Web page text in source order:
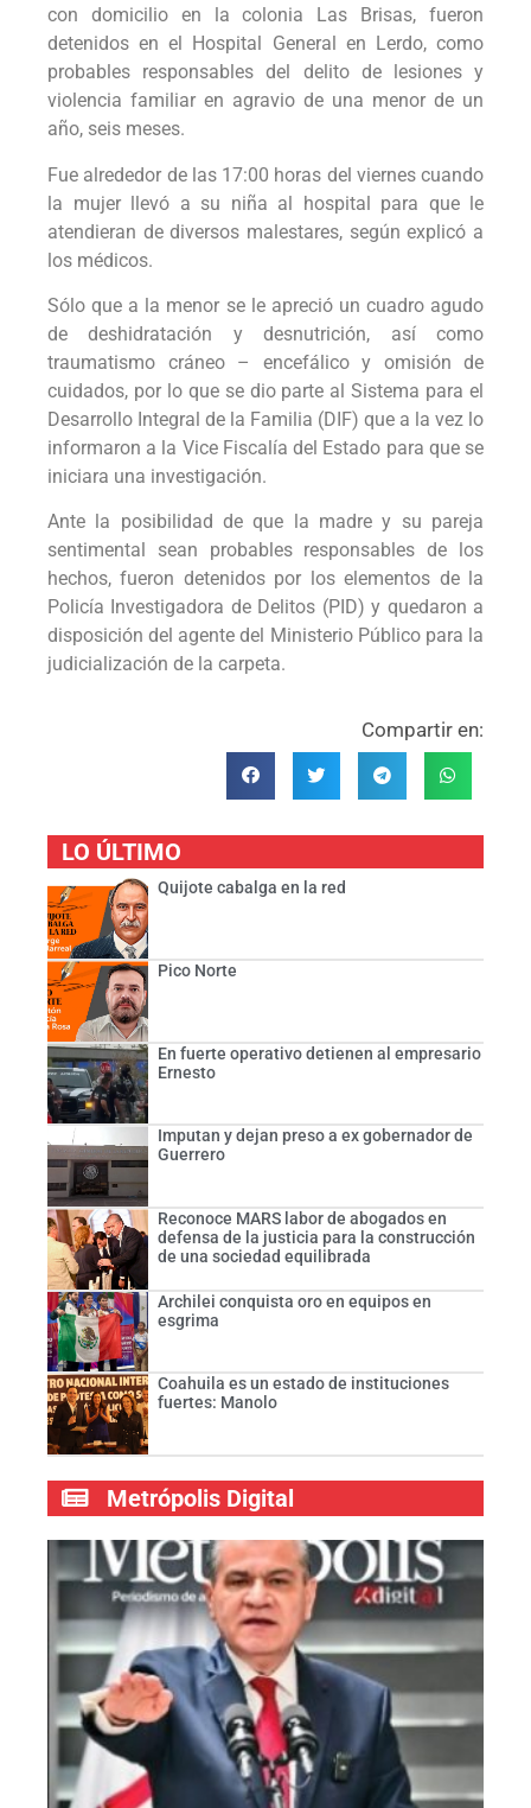
con domicilio en la colonia Las Brisas, fueron
detenidos en el Hospital General en Lerdo, como
probables responsables del delito de lesiones y
violencia familiar en agravio de una menor de un
año, seis meses.
Fue alrededor de las 17:00 horas del viernes cuando
la mujer llevó a su niña al hospital para que le
atendieran de diversos malestares, según explicó a
los médicos.
Sólo que a la menor se le apreció un cuadro agudo
de deshidratación y desnutrición, así como
traumatismo cráneo – encefálico y omisión de
cuidados, por lo que se dio parte al Sistema para el
Desarrollo Integral de la Familia (DIF) que a la vez lo
informaron a la Vice Fiscalía del Estado para que se
iniciara una investigación.
Ante la posibilidad de que la madre y su pareja
sentimental sean probables responsables de los
hechos, fueron detenidos por los elementos de la
Policía Investigadora de Delitos (PID) y quedaron a
disposición del agente del Ministerio Público para la
judicialización de la carpeta.
Compartir en:
LO ÚLTIMO
Quijote cabalga en la red
Pico Norte
En fuerte operativo detienen al empresario
Ernesto
Imputan y dejan preso a ex gobernador de
Guerrero
Reconoce MARS labor de abogados en
defensa de la justicia para la construcción
de una sociedad equilibrada
Archilei conquista oro en equipos en
esgrima
Coahuila es un estado de instituciones
fuertes: Manolo
Metrópolis Digital